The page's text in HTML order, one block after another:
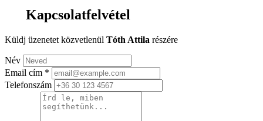
Kapcsolatfelvétel
Küldj üzenetet közvetlenül Tóth Attila részére
Név
Email cím *
Telefonszám